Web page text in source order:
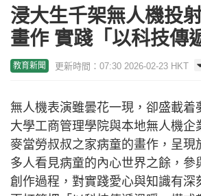
浸大生千架無人機投
畫作 實踐「以科技傳
教育新聞 更新時間：07:30 2026-02-23 HKT
無人機表演雖曇花一現，卻盛載着
大學工商管理學院與本地無人機企
麥當勞叔叔之家病童的畫作，呈現
多人看見病童的內心世界之餘，參
創作過程，對實踐愛心與知識有深